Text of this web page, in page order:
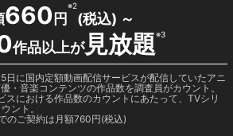
660 円
※2
(税込) ～
作品以上が見放題※3
日に国内定額動画配信サービスが配信していたアニ
・音楽コンテンツの作品数を調査員がカウント。
スにおける作品数のカウントにあたって、TVシリ
ント。
のご契約は月額760円(税込)